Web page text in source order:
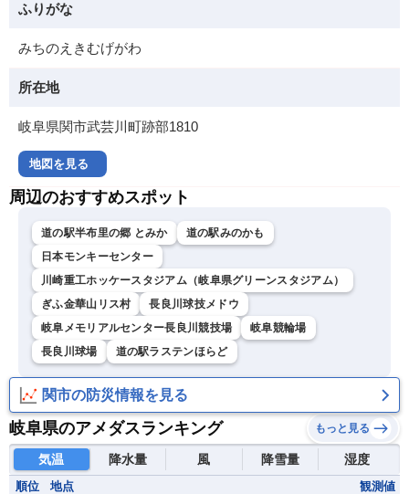
ふりがな
みちのえきむげがわ
所在地
岐阜県関市武芸川町跡部1810
地図を見る
周辺のおすすめスポット
道の駅半布里の郷 とみか
道の駅みのかも
日本モンキーセンター
川崎重工ホッケースタジアム（岐阜県グリーンスタジアム）
ぎふ金華山リス村
長良川球技メドウ
岐阜メモリアルセンター長良川競技場
岐阜競輪場
長良川球場
道の駅ラステンほらど
関市の防災情報を見る
岐阜県のアメダスランキング もっと見る
気温 降水量 風 降雪量 湿度
順位 地点 観測値